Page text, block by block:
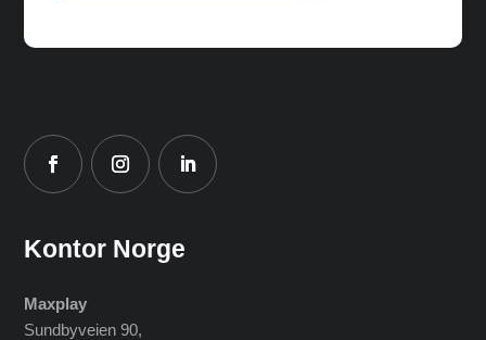
Kontor Norge
Maxplay
Sundbyveien 90,